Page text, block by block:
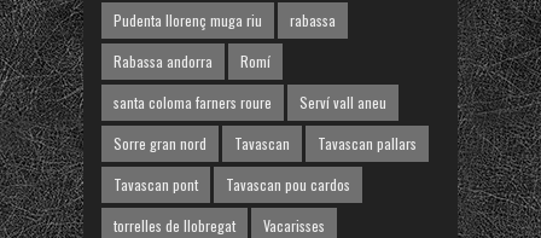
Pudenta llorenç muga riu
rabassa
Rabassa andorra
Romí
santa coloma farners roure
Serví vall aneu
Sorre gran nord
Tavascan
Tavascan pallars
Tavascan pont
Tavascan pou cardos
torrelles de llobregat
Vacarisses